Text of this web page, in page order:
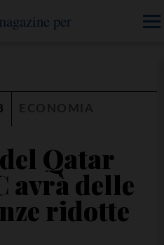
Qatar
avrà delle
ridotte